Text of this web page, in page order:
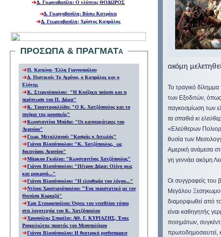
ακόμη
Το τραγικό
των Εξοδιτών,
παγκοσμίωση των
τα σπαθιά κι
«Ελεύθερων
θυσία των
Αμερική ανάμεσα
γη γεννάει ακόμη
Οι συγγραφείς του
Μεγάλου
διαμορφωθεί από
είναι καθηγητής
ποιημάτων,
πρωτοδημοσιευτεί,
Δ. Γιωργοβασίλη: Ο γλύπτης ΘΟΔΩΡΟΣ
Δ. Γιωργοβασίλη: Βάσω Κατράκη
Δ. Γεωργοβασίλη: Χρίστος Καπράλος
ΠΡΟΣΩΠΑ & ΠΡΑΓΜΑΤα
Π. Καπώνη- Έλλη Γιαννοπούλου
Δ. Πιστικού: Το Αγρίνιο, ο Καπράλος και ο
Ελύτης
Κ. Στεργιόπουλου:
"Η Κινέζικη ποίηση και η
περίπτωση του Π. Δήμα"
Κ. Τριανταφυλλίδη: "Ο Κ. Χατζόπουλος και το
πνεύμα της μουσικής"
Κωνσταντίνα Μπάδα: "Οι καπνεργάτριες του
Αγρινίου"
Γεωρ. Μεταλληνού: "Κοσμάς ο Αιτωλός"
Γιάννη Βλασόπουλου: "Κ. Χατζόπουλος, ως
δικηγόρος Αγρινίου"
Μάρκου Γκιόλια: "Κωνσταντίνος Χατζόπουλος"
Γιάννη Βλασόπουλου: "Πέτρου Δήμα: Ολίγο φως
και μακρινό..."
Γιάννη Βλασόπουλου: "Η ελευθερία του λόγου..."
Ντίνου Χριστιανόπουλου: "Ένα περιστατικό με τον
Θανάση Κυριαζή"
Έρη Σταυροπούλου: Όψεις του γενεθλίου τόπου
στη λογοτεχνία του Κ. Χατζόπουλου
Χρυσούλας Σπυρέλη: ΑΘ. Γ. ΚΥΡΙΑΖΗΣ, Ένας
Ρουμελιώτης ποιητής του Μεσοπολέμου
Γιάννη Βλασόπουλου: Η θεατρική performance